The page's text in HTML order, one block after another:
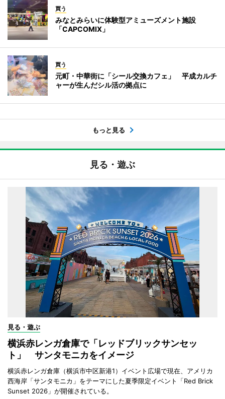
買う
みなとみらいに体験型アミューズメント施設
「CAPCOMIX」
買う
元町・中華街に「シール交換カフェ」 平成カルチ
ャーが生んだシル活の拠点に
もっと見る
見る・遊ぶ
見る・遊ぶ
横浜赤レンガ倉庫で「レッドブリックサンセッ
ト」 サンタモニカをイメージ
横浜赤レンガ倉庫（横浜市中区新港1）イベント広場で現在、アメリカ
西海岸「サンタモニカ」をテーマにした夏季限定イベント「Red Brick
Sunset 2026」が開催されている。